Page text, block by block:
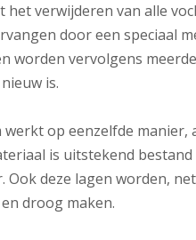
het verwijderen van alle
door een speciaal
worden vervolgens
is.
werkt op eenzelfde
is uitstekend
deze lagen worden,
droog maken.